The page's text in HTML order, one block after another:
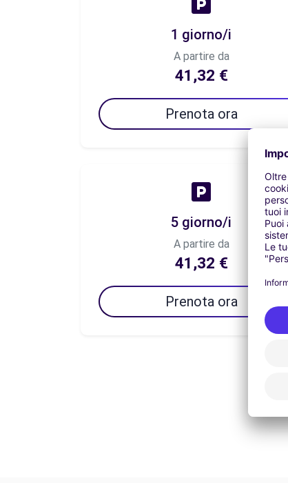
1 giorno/i
A partire da
41,32 €
Prenota ora
5 giorno/i
A partire da
41,32 €
Prenota ora